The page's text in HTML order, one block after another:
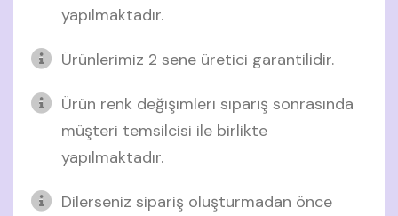
yapılmaktadır.
Ürünlerimiz 2 sene üretici garantilidir.
Ürün renk değişimleri sipariş sonrasında
müşteri temsilcisi ile birlikte
yapılmaktadır.
Dilerseniz sipariş oluşturmadan önce